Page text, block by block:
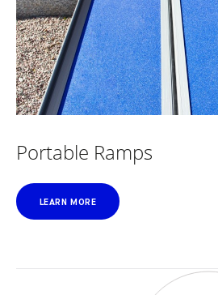
Portable Ramps
LEARN MORE